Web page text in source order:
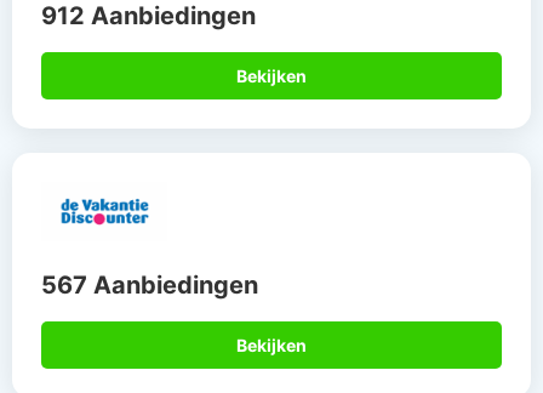
912 Aanbiedingen
Bekijken
567 Aanbiedingen
Bekijken